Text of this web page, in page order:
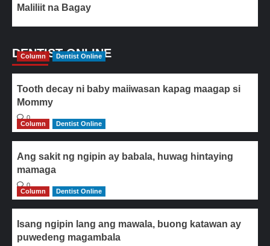
Maliliit na Bagay
DENTIST ONLINE
Column Dentist Online
Tooth decay ni baby maiiwasan kapag maagap si
Mommy
0
Column
Dentist Online
Ang sakit ng ngipin ay babala, huwag hintaying
mamaga
0
Column
Dentist Online
Isang ngipin lang ang mawala, buong katawan ay
puwedeng magambala